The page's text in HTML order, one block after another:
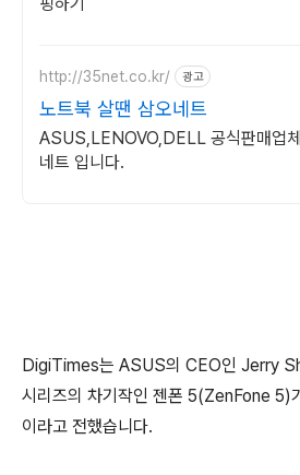
http://35net.co.kr/ 광고
노트북 살땐 삼오네트
ASUS,LENOVO,DELL 공식판매업
네트 입니다.
DigiTimes는 ASUS의 CEO인 Jerry
시리즈의 차기작인 젠폰 5(ZenFone 5)
이라고 전했습니다.